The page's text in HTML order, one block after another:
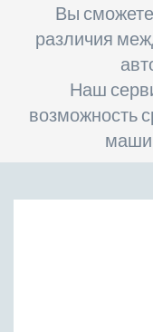
Вы
различия
Наш
возможность